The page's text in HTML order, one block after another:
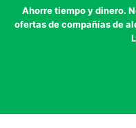
Ahorre tiempo y dinero.
ofertas de compañías de